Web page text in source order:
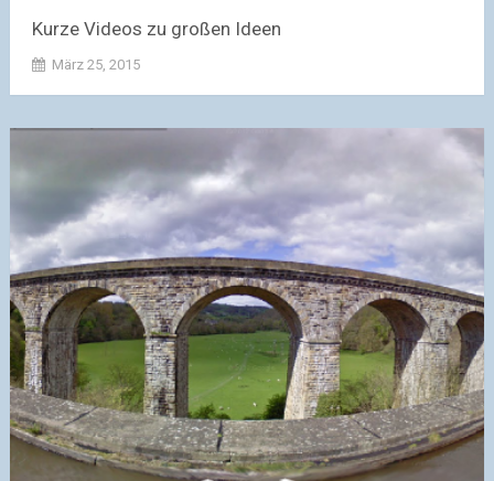
Kurze Videos zu großen Ideen
März 25, 2015